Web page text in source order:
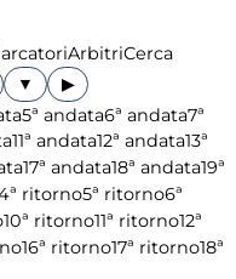
ArbitriCerca
▶
5ª andata6ª andata7ª
11ª andata12ª andata13ª
17ª andata18ª andata19ª
ritorno5ª ritorno6ª
10ª ritorno11ª ritorno12ª
16ª ritorno17ª ritorno18ª